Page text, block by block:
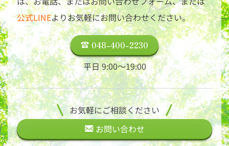
公式LINEよりお気軽にお問い合わせください。
048-400-2230
平日 9:00〜19:00
お気軽にご相談ください
お問い合わせ